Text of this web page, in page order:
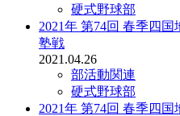
硬式野球部
2021年 第74回 春季四
塾戦
2021.04.26
部活動関連
硬式野球部
2021年 第74回 春季四